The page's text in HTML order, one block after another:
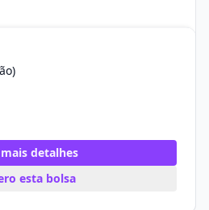
detalhes
esta bolsa